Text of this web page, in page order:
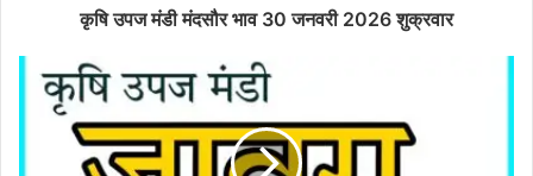
कृषि उपज मंडी मंदसौर भाव 30 जनवरी 2026 शुक्रवार